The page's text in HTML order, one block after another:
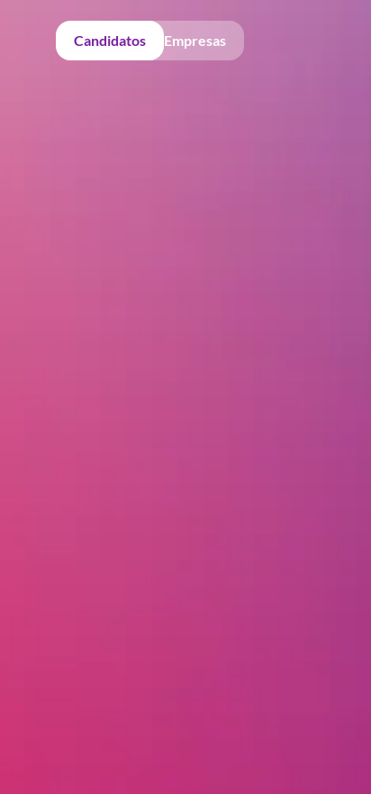
Candidatos Empresas